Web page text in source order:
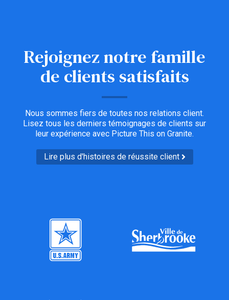
Rejoignez notre famille
de clients satisfaits
Nous sommes fiers de toutes nos relations client.
Lisez tous les derniers témoignages de clients sur
leur expérience avec Picture This on Granite.
Lire plus d'histoires de réussite client